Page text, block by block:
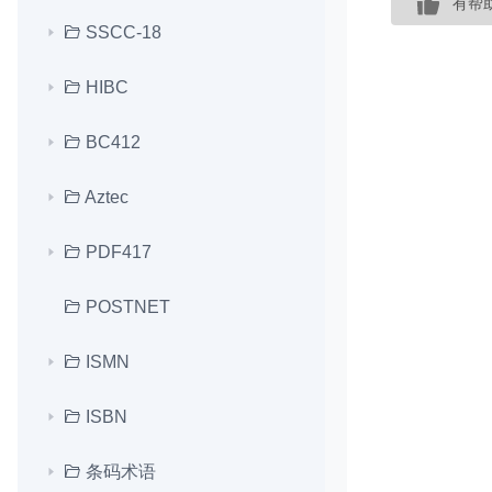
SSCC-18
HIBC
BC412
Aztec
PDF417
POSTNET
ISMN
ISBN
条码术语